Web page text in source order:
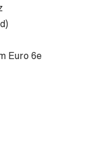
Euro 6e